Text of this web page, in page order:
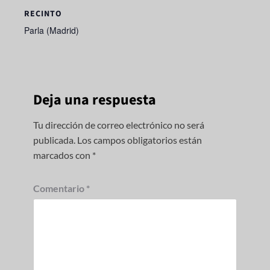
RECINTO
Parla (Madrid)
Deja una respuesta
Tu dirección de correo electrónico no será
publicada. Los campos obligatorios están
marcados con *
Comentario *